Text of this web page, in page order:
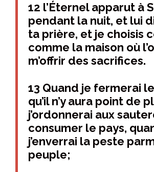
12 l’Éternel apparut à
pendant la nuit, et lui
ta prière, et je choisis
comme la maison où
m’offrir des sacrifices.
13 Quand je fermerai
qu’il n’y aura point de
j’ordonnerai aux
consumer le pays,
j’enverrai la peste
peuple;